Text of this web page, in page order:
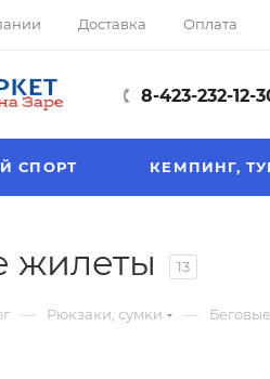
Доставка Оплата
8-423-232-12-
СПОРТ КЕМПИНГ,
жилеты 13
— Рюкзаки, сумки —